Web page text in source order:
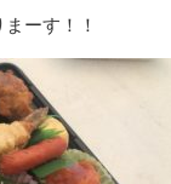
ーす！！